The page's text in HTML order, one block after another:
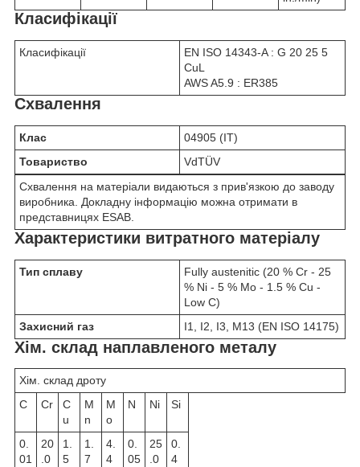
Класифікації
Класифікації
EN ISO 14343-A : G 20 25 5
CuL
AWS A5.9 : ER385
Схвалення
Клас
04905 (IT)
Товариство
VdTÜV
Схвалення на матеріали видаються з прив'язкою до заводу
виробника. Докладну інформацію можна отримати в
представницях ESAB.
Характеристики витратного матеріалу
Тип сплаву
Fully austenitic (20 % Cr - 25
% Ni - 5 % Mo - 1.5 % Cu -
Low C)
Захисний газ
I1, I2, I3, M13 (EN ISO 14175)
Хім. склад наплавленого металу
Хім. склад дроту
C
Cr
C
u
M
n
M
o
N Ni Si
0.
01
20
.0
1.
5
1.
7
4.
4
0.
05
25
.0
0.
4